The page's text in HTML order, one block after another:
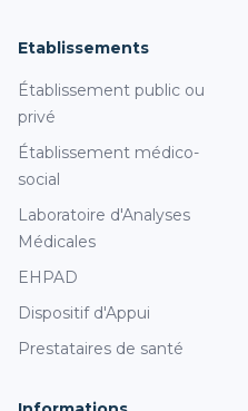
Etablissements
Établissement public ou
privé
Établissement médico-
social
Laboratoire d'Analyses
Médicales
EHPAD
Dispositif d'Appui
Prestataires de santé